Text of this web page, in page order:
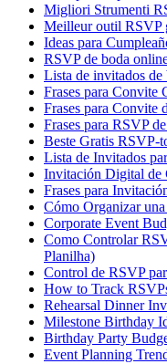
Migliori Strumenti
Meilleur outil RSVP
Ideas para
RSVP de boda
Lista de invitados de
Frases para Convite
Frases para Convite
Frases para RSVP
Beste Gratis RSVP-
Lista de Invitados
Invitación Digital de
Frases para
Cómo Organizar
Corporate Event
Como Controlar
Planilha)
Control de RSVP
How to Track
Rehearsal Dinner
Milestone Birthday
Birthday Party
Event Planning